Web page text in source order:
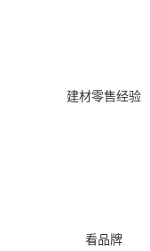
建材零售经验
看品牌